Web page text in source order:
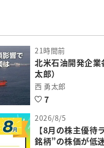
21時間前
北米石油開発企
太郎）
西 勇太郎
7
2026/8/5
【8月の株主優
銘柄”の株価が低